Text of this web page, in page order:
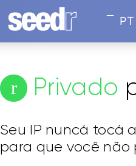
PT
Privado
Seu IP nuncá tocá
para que você não